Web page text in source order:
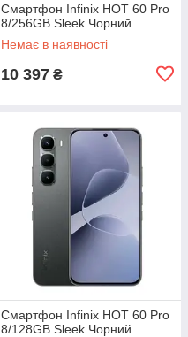
Смартфон Infinix HOT 60 Pro
8/256GB Sleek Чорний
Немає в наявності
10 397 ₴
Смартфон Infinix HOT 60 Pro
8/128GB Sleek Чорний